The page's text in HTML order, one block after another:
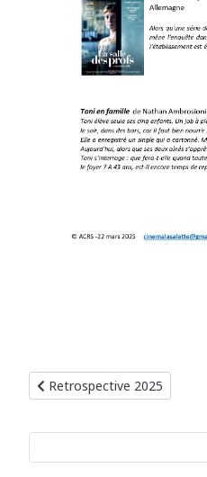
Article précédent :
Retrospective 2025